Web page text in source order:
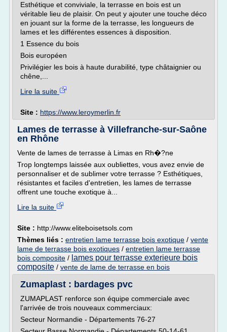
Esthétique et conviviale, la terrasse en bois est un
véritable lieu de plaisir. On peut y ajouter une touche déco
en jouant sur la forme de la terrasse, les longueurs de
lames et les différentes essences à disposition.
1 Essence du bois
Bois européen
Privilégier les bois à haute durabilité, type châtaignier ou
chêne,...
Lire la suite
Site : https://www.leroymerlin.fr
Lames de terrasse à Villefranche-sur-Saône
en Rhône
Vente de lames de terrasse à Limas en Rh�?ne
Trop longtemps laissée aux oubliettes, vous avez envie de
personnaliser et de sublimer votre terrasse ? Esthétiques,
résistantes et faciles d'entretien, les lames de terrasse
offrent une touche exotique à...
Lire la suite
Site : http://www.eliteboisetsols.com
Thèmes liés : entretien lame terrasse bois exotique / vente
lame de terrasse bois exotiques / entretien lame terrasse
bois composite / lames pour terrasse exterieure bois
composite / vente de lame de terrasse en bois
Zumaplast : bardages pvc
ZUMAPLAST renforce son équipe commerciale avec
l'arrivée de trois nouveaux commerciaux:
Secteur Normandie - Départements 76-27